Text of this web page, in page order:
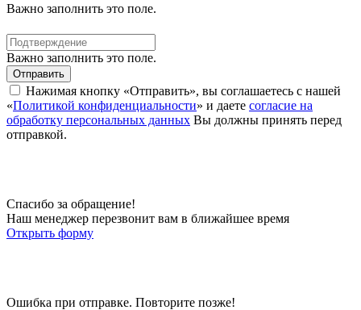
Важно заполнить это поле.
Важно заполнить это поле.
Отправить
Нажимая кнопку «Отправить», вы соглашаетесь с нашей
«Политикой конфиденциальности» и даете согласие на
обработку персональных данных Вы должны принять перед
отправкой.
Спасибо за обращение!
Наш менеджер перезвонит вам в ближайшее время
Открыть форму
Ошибка при отправке. Повторите позже!